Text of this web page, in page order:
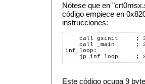
Nótese que en
código empiece en
instrucciones:
call gsinit     ;
call _main      ;
inf_loop:
jp inf_loop     ;
Este código ocupa 9